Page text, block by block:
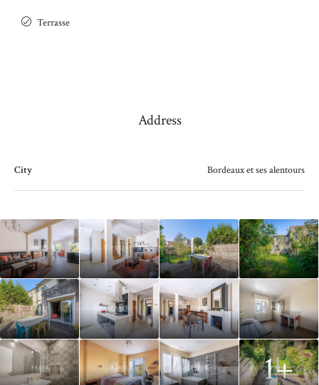
Terrasse
Address
City Bordeaux et ses alentours
1+